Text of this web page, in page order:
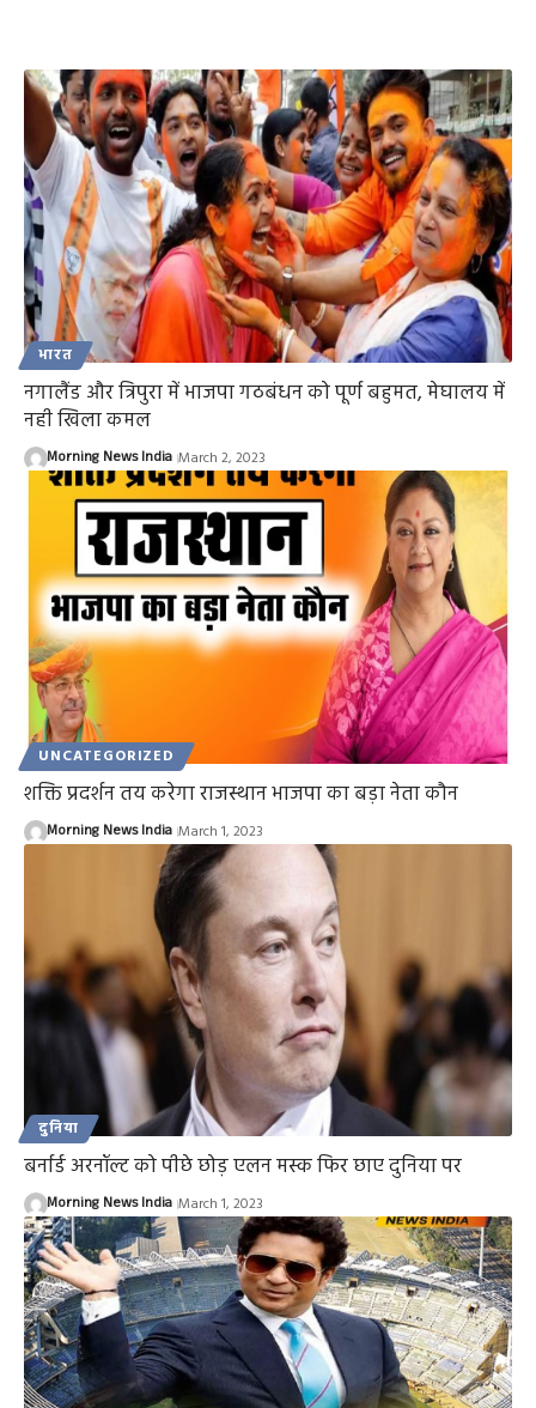
भारत
नगालैंड और त्रिपुरा में भाजपा गठबंधन को पूर्ण बहुमत, मेघालय में
नही खिला कमल
Morning News India March 2, 2023
UNCATEGORIZED
शक्ति प्रदर्शन तय करेगा राजस्थान भाजपा का बड़ा नेता कौन
Morning News India March 1, 2023
दुनिया
बर्नार्ड अरनॉल्ट को पीछे छोड़ एलन मस्क फिर छाए दुनिया पर
Morning News India March 1, 2023